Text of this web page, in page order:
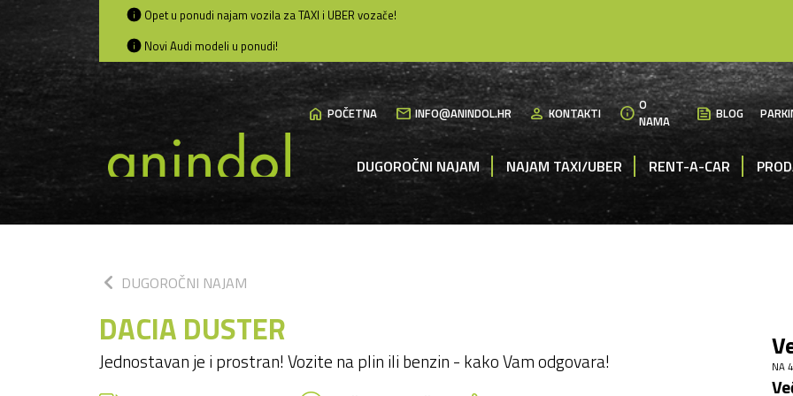
Opet u ponudi najam vozila za TAXI i UBER vozače!
Novi Audi modeli u ponudi!
home POČETNA mailINFO@ANINDOL.HR personKONTAKTI info O
NAMA
NewsBLOG
DUGOROČNI NAJAM NAJAM TAXI/UBER RENT-A-CAR
chevron_left DUGOROČNI NAJAM
DACIA DUSTER
Jednostavan je i prostran! Vozite na plin ili benzin - kako Vam odgovara! NA